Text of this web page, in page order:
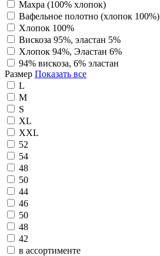
Махра (100% хлопок)
Вафельное полотно (хлопок 100%)
Хлопок 100%
Вискоза 95%, эластан 5%
Хлопок 94%, Эластан 6%
94% вискоза, 6% эластан
Размер Показать все
L
M
S
XL
XXL
52
54
48
50
44
46
50
48
42
в ассортименте